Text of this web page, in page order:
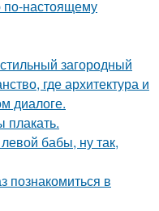
по-настоящему
загородный
где архитектура и
диалоге.
плакать.
бабы, ну так,
познакомиться в